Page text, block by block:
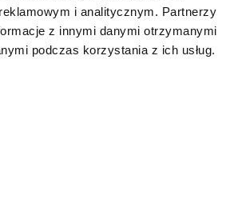
i analitycznym. Partnerzy
z innymi danymi otrzymanymi
podczas korzystania z ich usług.